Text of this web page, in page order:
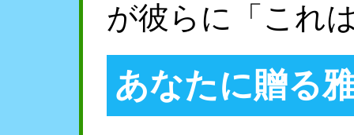
が彼らに「これ
あなたに贈る